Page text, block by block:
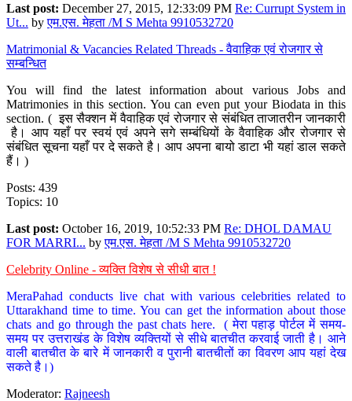
Last post: December 27, 2015, 12:33:09 PM Re: Currupt System in
Ut... byएम.एस. मेहता /M S Mehta 9910532720
Matrimonial & Vacancies Related Threads - वैवाहिक एवं रोजगार से
सम्बन्धित
You will find the latest information about various Jobs and
Matrimonies in this section. You can even put your Biodata in this
section. ( इस सैक्शन में वैवाहिक एवं रोजगार से संबंधित ताजातरीन जानकारी
है। आप यहाँ पर स्वयं एवं अपने सगे सम्बंधियों के वैवाहिक और रोजगार से
संबंधित सूचना यहाँ पर दे सकते है। आप अपना बायो डाटा भी यहां डाल सकते
हैं। )
Posts: 439
Topics: 10
Last post: October 16, 2019, 10:52:33 PM Re: DHOL DAMAU
FOR MARRI... byएम.एस. मेहता /M S Mehta 9910532720
Celebrity Online - व्यक्ति विशेष से सीधी बात !
MeraPahad conducts live chat with various celebrities related to
Uttarakhand time to time. You can get the information about those
chats and go through the past chats here. ( मेरा पहाड़ पोर्टल में समय-
समय पर उत्तराखंड के विशेष व्यक्तियों से सीधे बातचीत करवाई जाती है। आने
वाली बातचीत के बारे में जानकारी व पुरानी बातचीतों का विवरण आप यहां देख
सकते है।)
Moderator: Rajneesh